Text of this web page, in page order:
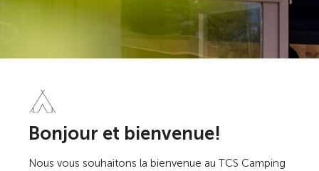
Bonjour et bienvenue!
Nous vous souhaitons la bienvenue au TCS Camping